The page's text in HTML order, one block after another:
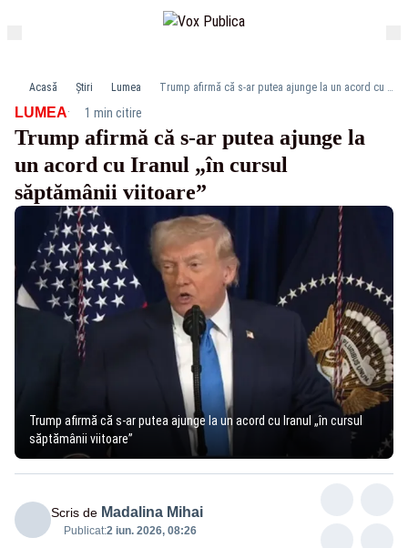
Acasă Știri Lumea Trump afirmă că s-ar putea ajunge la un acord cu Iranul „în cursul săptămânii viitoare”
LUMEA· 1 min citire
Trump afirmă că s-ar putea ajunge la
un acord cu Iranul „în cursul
săptămânii viitoare”
Trump afirmă că s-ar putea ajunge la un acord cu Iranul „în cursul
săptămânii viitoare”
Scris de Madalina Mihai
Publicat:2 iun. 2026, 08:26